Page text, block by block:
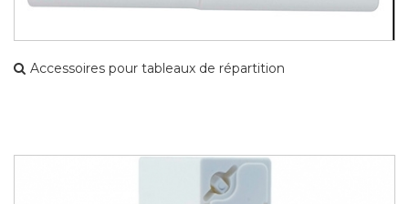
Accessoires pour tableaux de répartition